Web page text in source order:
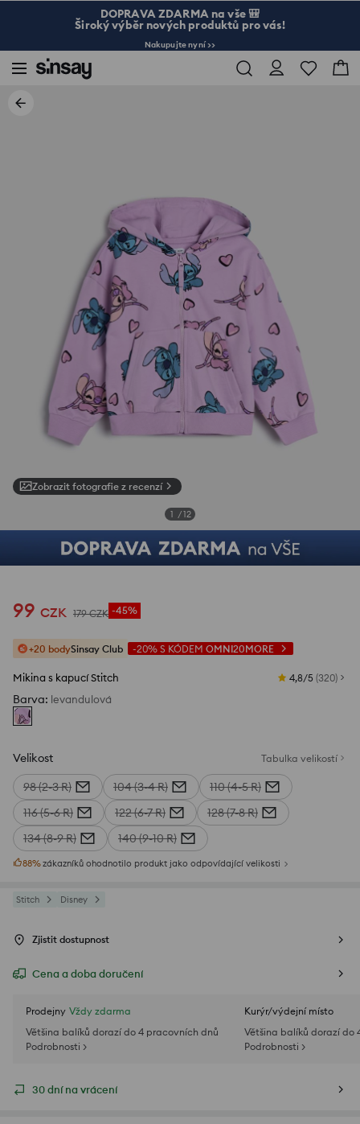
DOPRAVA ZDARMA na vše 🎒
Široký výběr nových produktů pro vás!
Nakupujte nyní >>
Zobrazit fotografie z recenzí
1 /12
99 CZK 179 CZK -45%
+20 bodySinsay Club -20% S KÓDEM OMNI20MORE
Mikina s kapucí Stitch 4,8/5 (320)
Barva: levandulová
Velikost Tabulka velikostí
98 (2-3 R) 104 (3-4 R)
110 (4-5 R)
116 (5-6 R)
122 (6-7 R)
128 (7-8 R)
134 (8-9 R)
140 (9-10 R)
88%zákazníků ohodnotilo produkt jako odpovídající velikosti
Stitch Disney
Zjistit dostupnost
Cena a doba doručení
Prodejny Vždy zdarma
Většina balíků dorazí do 4 pracovních dnů
Podrobnosti >
Kurýr/výdejní místo
Většina balíků dorazí do
Podrobnosti >
30 dní na vrácení